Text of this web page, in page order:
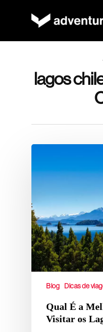
lagos
Blog Dicas de
Qual É a
Visitar os